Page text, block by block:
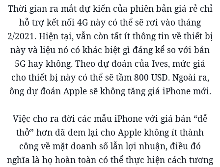
Thời gian ra mắt dự kiến của phiên bản giá rẻ chỉ
hỗ trợ kết nối 4G này có thể sẽ rơi vào tháng
2/2021. Hiện tại, vẫn còn tất ít thông tin về thiết bị
này và liệu nó có khác biệt gì đáng kể so với bản
5G hay không. Theo dự đoán của Ives, mức giá
cho thiết bị này có thể sẽ tầm 800 USD. Ngoài ra,
ông dự đoán Apple sẽ không tăng giá iPhone mới.
Việc cho ra đời các mẫu iPhone với giá bán “dễ
thở” hơn đã đem lại cho Apple không ít thành
công về mặt doanh số lẫn lợi nhuận, điều đó
nghĩa là họ hoàn toàn có thể thực hiện cách tương